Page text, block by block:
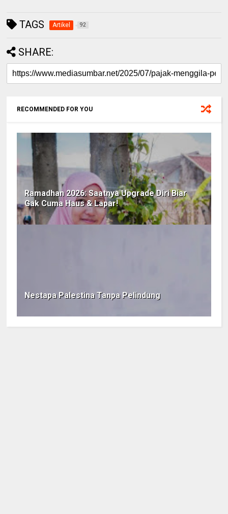
TAGS Artikel 92
SHARE:
RECOMMENDED FOR YOU
Ramadhan 2026: Saatnya Upgrade Diri Biar
Gak Cuma Haus & Lapar!
Nestapa Palestina Tanpa Pelindung